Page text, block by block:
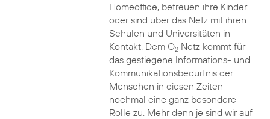
Homeoffice, betreuen ihre Kinder
oder sind über das Netz mit ihren
Schulen und Universitäten in
Kontakt. Dem O2Netz kommt für
das gestiegene Informations- und
Kommuni­ka­tions­bedürfnis­ der
Menschen in diesen Zeiten
nochmal eine ganz besondere
Rolle zu. Mehr denn je sind wir auf